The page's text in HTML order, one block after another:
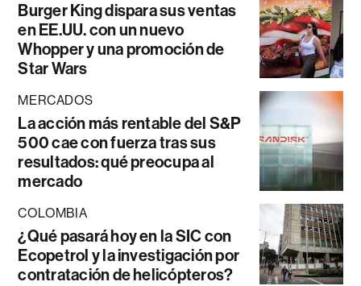
Burger King dispara sus ventas
en EE.UU. con un nuevo
Whopper y una promoción de
Star Wars
MERCADOS
La acción más rentable del S&P
500 cae con fuerza tras sus
resultados: qué preocupa al
mercado
COLOMBIA
¿Qué pasará hoy en la SIC con
Ecopetrol y la investigación por
contratación de helicópteros?